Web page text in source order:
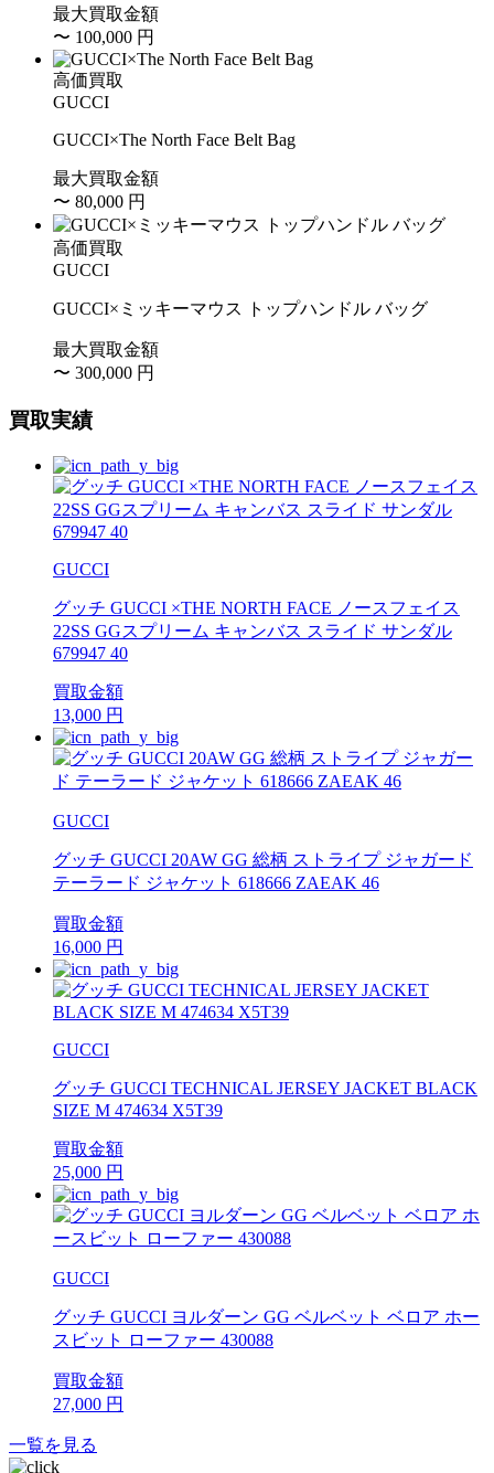
最大買取金額
〜 100,000 円
高価買取
GUCCI
GUCCI×The North Face Belt Bag
最大買取金額
〜 80,000 円
高価買取
GUCCI
GUCCI×ミッキーマウス トップハンドル バッグ
最大買取金額
〜 300,000 円
買取実績
GUCCI
グッチ GUCCI ×THE NORTH FACE ノースフェイス
22SS GGスプリーム キャンバス スライド サンダル
679947 40
買取金額
13,000 円
GUCCI
グッチ GUCCI 20AW GG 総柄 ストライプ ジャガード
テーラード ジャケット 618666 ZAEAK 46
買取金額
16,000 円
GUCCI
グッチ GUCCI TECHNICAL JERSEY JACKET BLACK
SIZE M 474634 X5T39
買取金額
25,000 円
GUCCI
グッチ GUCCI ヨルダーン GG ベルベット ベロア ホー
スビット ローファー 430088
買取金額
27,000 円
一覧を見る